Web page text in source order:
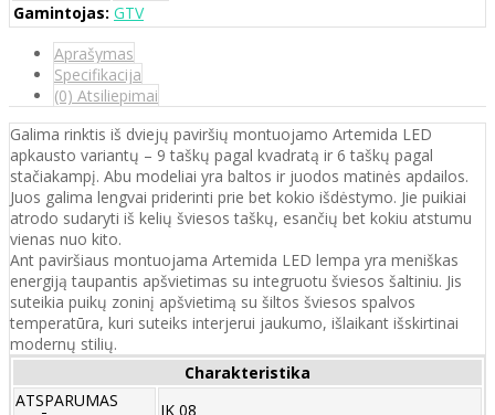
Gamintojas: GTV
Aprašymas
Specifikacija
(0) Atsiliepimai
Galima rinktis iš dviejų paviršių montuojamo Artemida LED
apkausto variantų – 9 taškų pagal kvadratą ir 6 taškų pagal
stačiakampį. Abu modeliai yra baltos ir juodos matinės apdailos.
Juos galima lengvai priderinti prie bet kokio išdėstymo. Jie puikiai
atrodo sudaryti iš kelių šviesos taškų, esančių bet kokiu atstumu
vienas nuo kito.
Ant paviršiaus montuojama Artemida LED lempa yra meniškas
energiją taupantis apšvietimas su integruotu šviesos šaltiniu. Jis
suteikia puikų zoninį apšvietimą su šiltos šviesos spalvos
temperatūra, kuri suteiks interjerui jaukumo, išlaikant išskirtinai
modernų stilių.
Charakteristika
ATSPARUMAS
IK 08